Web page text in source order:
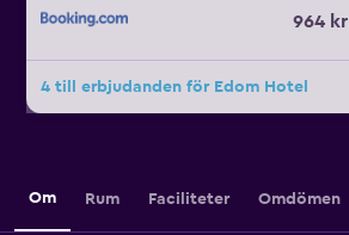
964 kr
4 till erbjudanden för Edom Hotel
Om Rum Faciliteter Omdömen